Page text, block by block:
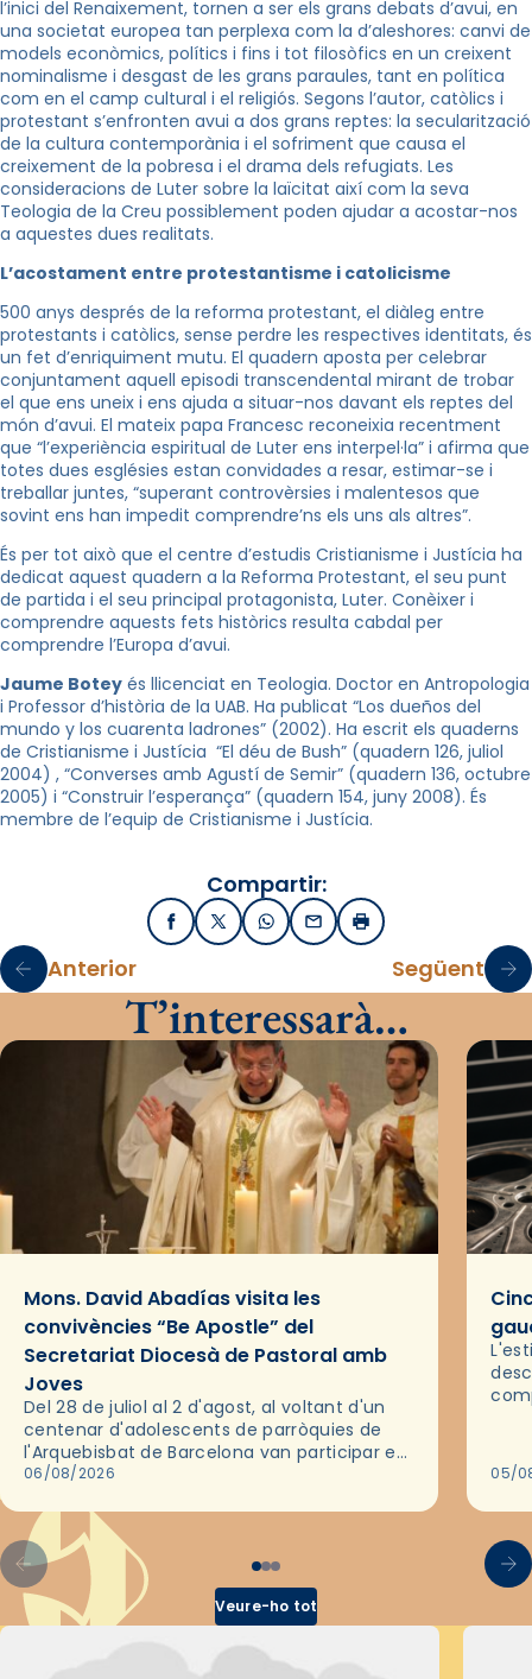
l’inici del Renaixement, tornen a ser els grans debats d’avui, en
una societat europea tan perplexa com la d’aleshores: canvi de
models econòmics, polítics i fins i tot filosòfics en un creixent
nominalisme i desgast de les grans paraules, tant en política
com en el camp cultural i el religiós. Segons l’autor, catòlics i
protestant s’enfronten avui a dos grans reptes: la secularització
de la cultura contemporània i el sofriment que causa el
creixement de la pobresa i el drama dels refugiats. Les
consideracions de Luter sobre la laïcitat així com la seva
Teologia de la Creu possiblement poden ajudar a acostar-nos
a aquestes dues realitats.
L’acostament entre protestantisme i catolicisme
500 anys després de la reforma protestant, el diàleg entre
protestants i catòlics, sense perdre les respectives identitats, és
un fet d’enriquiment mutu. El quadern aposta per celebrar
conjuntament aquell episodi transcendental mirant de trobar
el que ens uneix i ens ajuda a situar-nos davant els reptes del
món d’avui. El mateix papa Francesc reconeixia recentment
que “l’experiència espiritual de Luter ens interpel·la” i afirma que
totes dues esglésies estan convidades a resar, estimar-se i
treballar juntes, “superant controvèrsies i malentesos que
sovint ens han impedit comprendre’ns els uns als altres”.
És per tot això que el centre d’estudis Cristianisme i Justícia ha
dedicat aquest quadern a la Reforma Protestant, el seu punt
de partida i el seu principal protagonista, Luter. Conèixer i
comprendre aquests fets històrics resulta cabdal per
comprendre l’Europa d’avui.
Jaume Botey és llicenciat en Teologia. Doctor en Antropologia
i Professor d’història de la UAB. Ha publicat “Los dueños del
mundo y los cuarenta ladrones” (2002). Ha escrit els quaderns
de Cristianisme i Justícia “El déu de Bush” (quadern 126, juliol
2004) , “Converses amb Agustí de Semir” (quadern 136, octubre
2005) i “Construir l’esperança” (quadern 154, juny 2008). És
membre de l’equip de Cristianisme i Justícia.
Compartir:
FacebookX / TwitterWhatsApp
EmailImprimir
Anterior Següent
T’interessarà…
Mons. David Abadías visita les
convivències “Be Apostle” del
Secretariat Diocesà de Pastoral amb
Joves
Del 28 de juliol al 2 d'agost, al voltant d'un
centenar d'adolescents de parròquies de
l'Arquebisbat de Barcelona van participar en
les convivències Be Apostle, organitzades
06/08/2026 05/
Veure-ho tot